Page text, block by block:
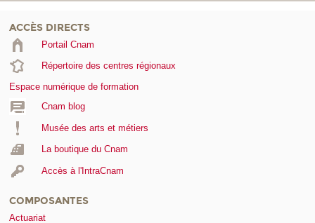
ACCÈS DIRECTS
Portail Cnam
Répertoire des centres régionaux
Espace numérique de formation
Cnam blog
Musée des arts et métiers
La boutique du Cnam
Accès à l'IntraCnam
COMPOSANTES
Actuariat